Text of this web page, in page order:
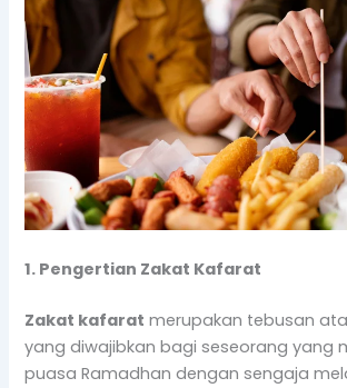
1. Pengertian Zakat Kafarat
Zakat kafarat merupakan tebusan
yang diwajibkan bagi seseorang yang
puasa Ramadhan dengan sengaja